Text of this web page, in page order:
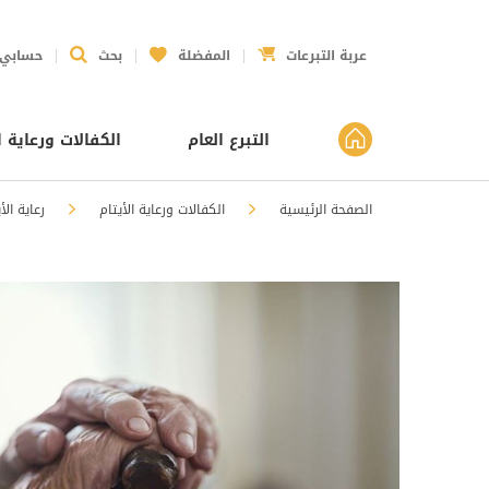
حسابي بحث المفضلة عربة التبرعات
التبرع العام الكفالات ورعاية
الصفحة الرئيسية الكفالات ورعاية الأيتام رعاية